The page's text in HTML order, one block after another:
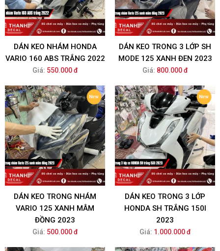
DÁN KEO NHÁM HONDA
VARIO 160 ABS TRẮNG 2022
Giá: 550.000 đ
DÁN KEO TRONG 3 LỚP SH
MODE 125 XANH ĐEN 2023
Giá: 800.000 đ
DÁN KEO TRONG NHÁM
VARIO 125 XANH MÂM
ĐỒNG 2023
Giá: 500.000 đ
DÁN KEO TRONG 3 LỚP
HONDA SH TRẮNG 150I
2023
Giá: 1.000.000 đ